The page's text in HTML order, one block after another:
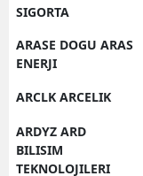
SIGORTA
ARASE DOGU ARAS
ENERJI
ARCLK ARCELIK
ARDYZ ARD
BILISIM
TEKNOLOJILERI